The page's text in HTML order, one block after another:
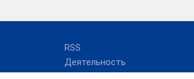
RSS
Деятельность